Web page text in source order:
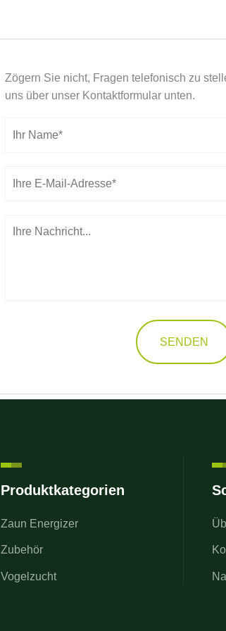
Zögern Sie nicht, Fragen telefonisch zu
uns über unser Kontaktformular unten.
SENDEN
Produktkategorien
Zaun Energizer
Zubehör
Vogelzucht